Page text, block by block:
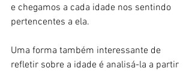
e chegamos a cada idade nos sentindo
pertencentes a ela.
Uma forma também interessante de
refletir sobre a idade é analisá-la a partir